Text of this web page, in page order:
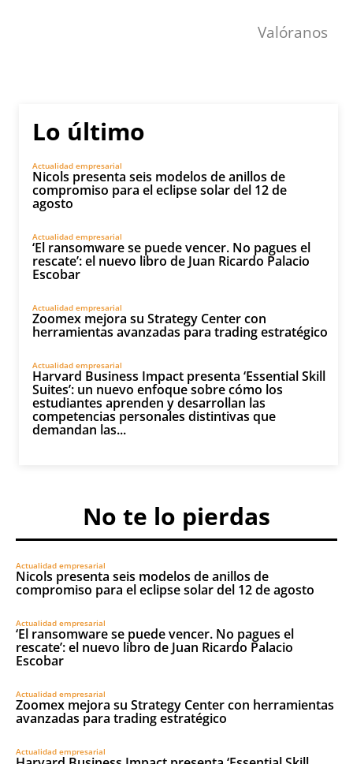
Valóranos
Lo último
Actualidad empresarial
Nicols presenta seis modelos de anillos de
compromiso para el eclipse solar del 12 de
agosto
Actualidad empresarial
‘El ransomware se puede vencer. No pagues el
rescate’: el nuevo libro de Juan Ricardo Palacio
Escobar
Actualidad empresarial
Zoomex mejora su Strategy Center con
herramientas avanzadas para trading estratégico
Actualidad empresarial
Harvard Business Impact presenta ‘Essential Skill
Suites’: un nuevo enfoque sobre cómo los
estudiantes aprenden y desarrollan las
competencias personales distintivas que
demandan las...
No te lo pierdas
Actualidad empresarial
Nicols presenta seis modelos de anillos de
compromiso para el eclipse solar del 12 de agosto
Actualidad empresarial
‘El ransomware se puede vencer. No pagues el
rescate’: el nuevo libro de Juan Ricardo Palacio
Escobar
Actualidad empresarial
Zoomex mejora su Strategy Center con herramientas
avanzadas para trading estratégico
Actualidad empresarial